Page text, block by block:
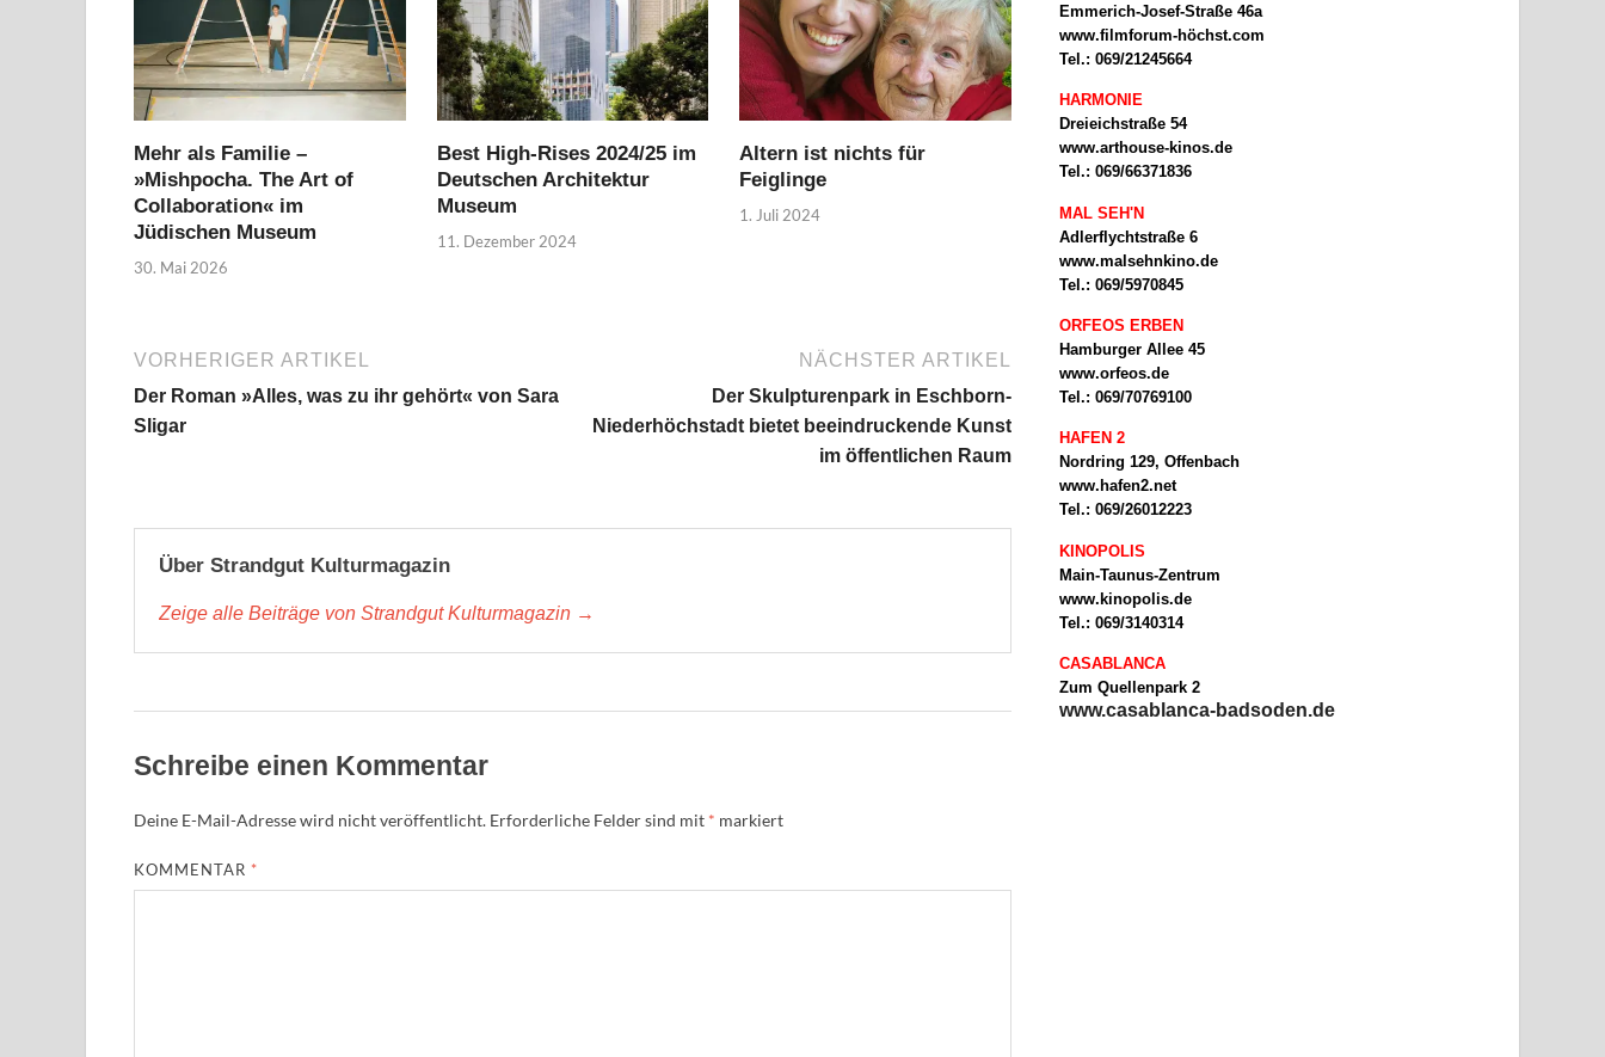
Mehr als Familie –
»Mishpocha. The Art of
Collaboration« im
Jüdischen Museum
30. Mai 2026
Best High-Rises 2024/25 im
Deutschen Architektur
Museum
11. Dezember 2024
Altern ist nichts für
Feiglinge
1. Juli 2024
VORHERIGER ARTIKEL
Der Roman »Alles, was zu ihr gehört« von Sara
Sligar
NÄCHSTER ARTIKEL
Der Skulpturenpark in Eschborn-
Niederhöchstadt bietet beeindruckende Kunst
im öffentlichen Raum
Über Strandgut Kulturmagazin
Zeige alle Beiträge von Strandgut Kulturmagazin →
Schreibe einen Kommentar
Deine E-Mail-Adresse wird nicht veröffentlicht. Erforderliche Felder sind mit * markiert
KOMMENTAR *
Emmerich-Josef-Straße 46a
www.filmforum-höchst.com
Tel.: 069/21245664
HARMONIE
Dreieichstraße 54
www.arthouse-kinos.de
Tel.: 069/66371836
MAL SEH'N
Adlerflychtstraße 6
www.malsehnkino.de
Tel.: 069/5970845
ORFEOS ERBEN
Hamburger Allee 45
www.orfeos.de
Tel.: 069/70769100
HAFEN 2
Nordring 129, Offenbach
www.hafen2.net
Tel.: 069/26012223
KINOPOLIS
Main-Taunus-Zentrum
www.kinopolis.de
Tel.: 069/3140314
CASABLANCA
Zum Quellenpark 2
www.casablanca-badsoden.de